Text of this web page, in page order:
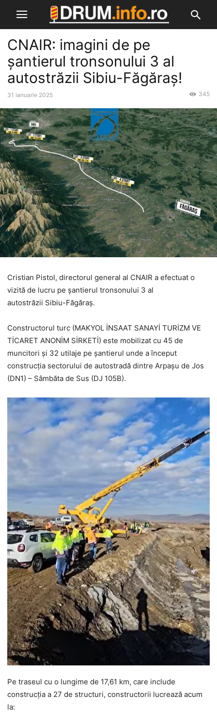
CNAIR: imagini de pe
șantierul tronsonului 3 al
autostrăzii Sibiu-Făgăraș!
31 ianuarie 2025 345
Cristian Pistol, directorul general al CNAIR a efectuat o
vizită de lucru pe șantierul tronsonului 3 al
autostrăzii Sibiu-Făgăraș.
Constructorul turc (MAKYOL İNSAAT SANAYİ TURİZM VE
TİCARET ANONİM SİRKETİ) este mobilizat cu 45 de
muncitori și 32 utilaje pe șantierul unde a început
construcția sectorului de autostradă dintre Arpașu de Jos
(DN1) – Sâmbăta de Sus (DJ 105B).
Pe traseul cu o lungime de 17,61 km, care include
construcția a 27 de structuri, constructorii lucrează acum
la: